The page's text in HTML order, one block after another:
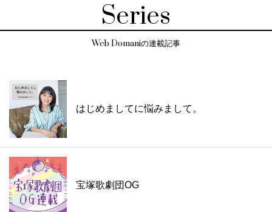
Series
Web Domaniの連載記事
はじめましてに悩みまして。
宝塚歌劇団OG